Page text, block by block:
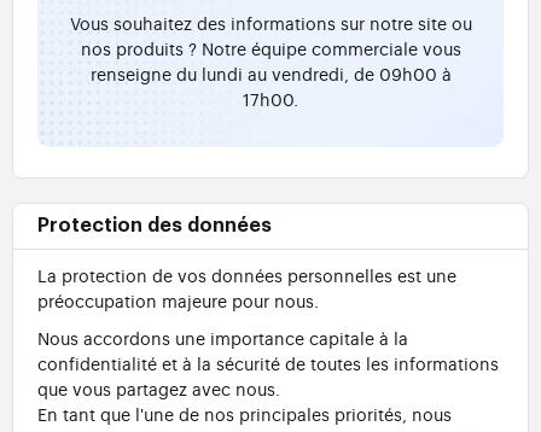
Vous souhaitez des informations sur notre site ou
nos produits ? Notre équipe commerciale vous
renseigne du lundi au vendredi, de 09h00 à
17h00.
Protection des données
La protection de vos données personnelles est une
préoccupation majeure pour nous.
Nous accordons une importance capitale à la
confidentialité et à la sécurité de toutes les informations
que vous partagez avec nous.
En tant que l'une de nos principales priorités, nous